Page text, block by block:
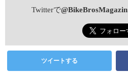
Twitterで@BikeBrosMagazin
ツイートする